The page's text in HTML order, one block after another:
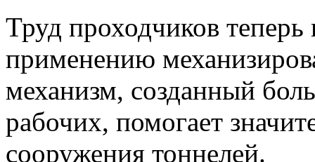
Труд проходчиков теперь
применению
механизм, созданный
рабочих, помогает
сооружения тоннелей.